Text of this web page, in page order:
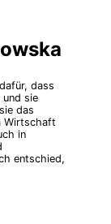
dass
und sie
das
Wirtschaft
in
entschied,